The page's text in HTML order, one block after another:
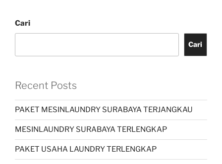
Cari
Cari
Recent Posts
PAKET MESINLAUNDRY SURABAYA TERJANGKAU
MESINLAUNDRY SURABAYA TERLENGKAP
PAKET USAHA LAUNDRY TERLENGKAP